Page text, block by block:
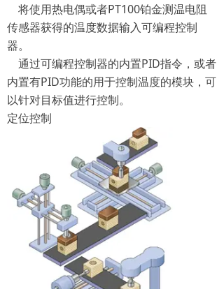
将使用热电偶或者PT100铂金测温电阻
传感器获得的温度数据输入可编程控制
器。
通过可编程控制器的内置PID指令，或者
内置有PID功能的用于控制温度的模块，可
以针对目标值进行控制。
定位控制